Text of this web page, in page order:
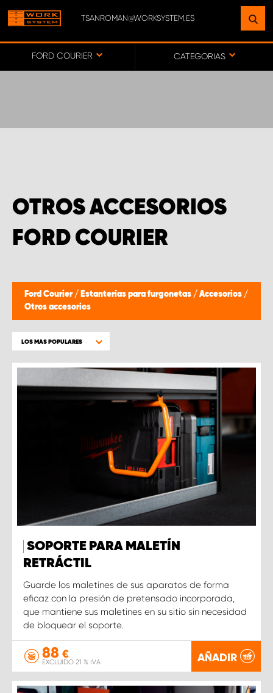
TSANROMAN@WORKSYSTEM.ES
FORD COURIER CATEGORIAS
OTROS ACCESORIOS
FORD COURIER
Ford Courier / Estanterías para furgonetas / Accesorios /
Otros accesorios
LOS MAS POPULARES
SOPORTE PARA MALETÍN
RETRÁCTIL
Guarde los maletines de sus aparatos de forma
eficaz con la presión de pretensado incorporada,
que mantiene sus maletines en su sitio sin necesidad
de bloquear el soporte.
88 €
EXCLUIDO 21 % IVA AÑADIR
ENCUENTRE UNA INSTALACIÓN
CERCA DE USTED